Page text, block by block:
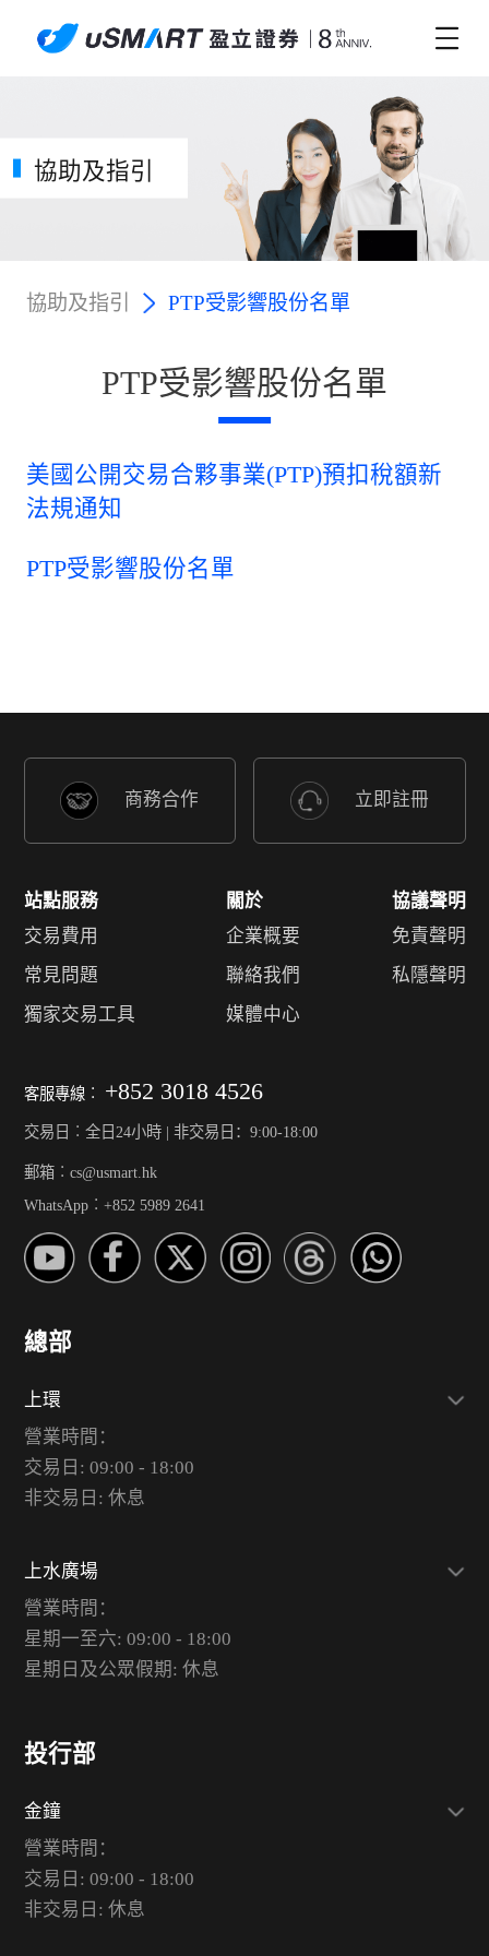
協助及指引
協助及指引 PTP受影響股份名單
PTP受影響股份名單
美國公開交易合夥事業(PTP)預扣稅額新
法規通知
PTP受影響股份名單
商務合作 立即註冊
站點服務
交易費用
常見問題
獨家交易工具
關於
企業概要
聯絡我們
媒體中心
協議聲明
免責聲明
私隱聲明
客服專線︰ +852 3018 4526
交易日︰全日24小時 | 非交易日：9:00-18:00
郵箱︰cs@usmart.hk
WhatsApp︰+852 5989 2641
總部
上環
營業時間：
交易日: 09:00 - 18:00
非交易日: 休息
上水廣場
營業時間：
星期一至六: 09:00 - 18:00
星期日及公眾假期: 休息
投行部
金鐘
營業時間：
交易日: 09:00 - 18:00
非交易日: 休息